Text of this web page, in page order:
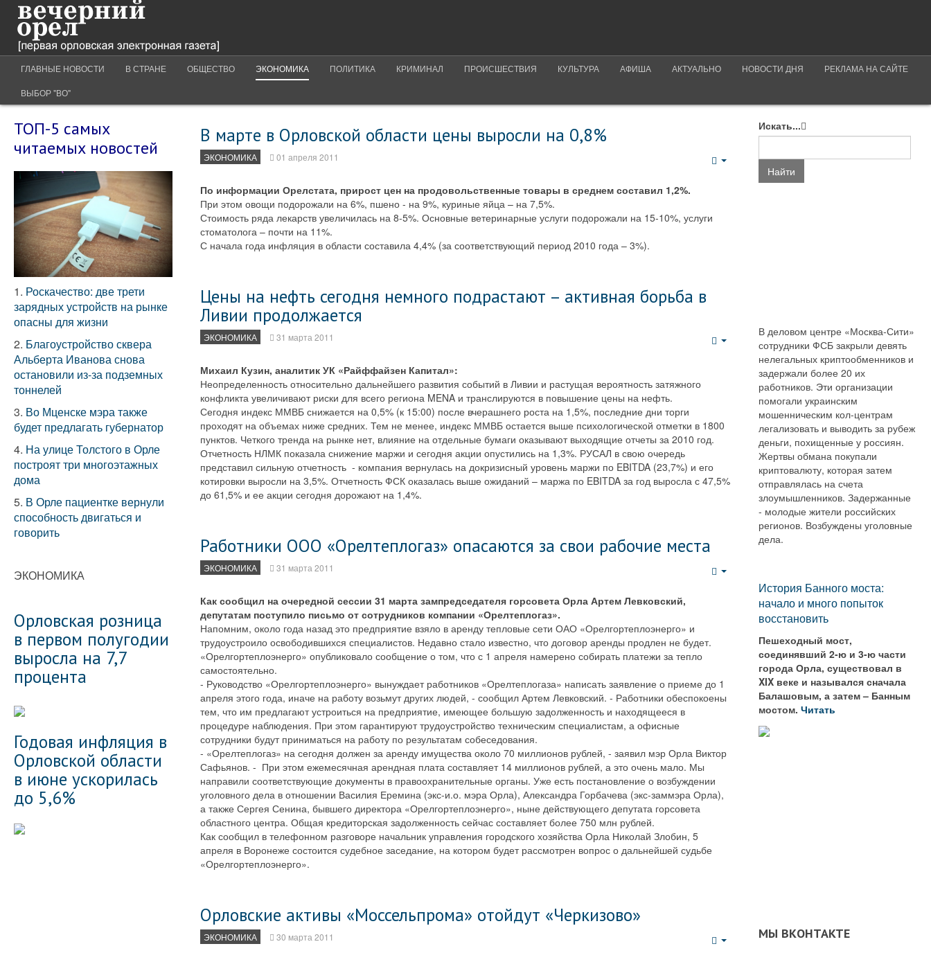
ГЛАВНЫЕ НОВОСТИ В СТРАНЕ ОБЩЕСТВО ЭКОНОМИКА ПОЛИТИКА КРИМИНАЛ ПРОИСШЕСТВИЯ КУЛЬТУРА АФИША АКТУАЛЬНО НОВОСТИ ДНЯ РЕКЛАМА НА САЙТЕ
ВЫБОР "ВО"
В марте в Орловской области цены выросли на 0,8%
ЭКОНОМИКА 01 апреля 2011
По информации Орелстата, прирост цен на продовольственные товары в среднем составил 1,2%.
При этом овощи подорожали на 6%, пшено - на 9%, куриные яйца – на 7,5%.
Стоимость ряда лекарств увеличилась на 8-5%. Основные ветеринарные услуги подорожали на 15-10%, услуги
стоматолога – почти на 11%.
С начала года инфляция в области составила 4,4% (за соответствующий период 2010 года – 3%).
Цены на нефть сегодня немного подрастают – активная борьба в
Ливии продолжается
ЭКОНОМИКА 31 марта 2011
Михаил Кузин, аналитик УК «Райффайзен Капитал»:
Неопределенность относительно дальнейшего развития событий в Ливии и растущая вероятность затяжного
конфликта увеличивают риски для всего региона MENA и транслируются в повышение цены на нефть.
Сегодня индекс ММВБ снижается на 0,5% (к 15:00) после вчерашнего роста на 1,5%, последние дни торги
проходят на объемах ниже средних. Тем не менее, индекс ММВБ остается выше психологической отметки в 1800
пунктов. Четкого тренда на рынке нет, влияние на отдельные бумаги оказывают выходящие отчеты за 2010 год.
Отчетность НЛМК показала снижение маржи и сегодня акции опустились на 1,3%. РУСАЛ в свою очередь
представил сильную отчетность - компания вернулась на докризисный уровень маржи по EBITDA (23,7%) и его
котировки выросли на 3,5%. Отчетность ФСК оказалась выше ожиданий – маржа по EBITDA за год выросла с 47,5%
до 61,5% и ее акции сегодня дорожают на 1,4%.
Работники ООО «Орелтеплогаз» опасаются за свои рабочие места
ЭКОНОМИКА 31 марта 2011
Как сообщил на очередной сессии 31 марта зампредседателя горсовета Орла Артем Левковский,
депутатам поступило письмо от сотрудников компании «Орелтеплогаз».
Напомним, около года назад это предприятие взяло в аренду тепловые сети ОАО «Орелгортеплоэнерго» и
трудоустроило освободившихся специалистов. Недавно стало известно, что договор аренды продлен не будет.
«Орелгортеплоэнерго» опубликовало сообщение о том, что с 1 апреля намерено собирать платежи за тепло
самостоятельно.
- Руководство «Орелгортеплоэнерго» вынуждает работников «Орелтеплогаза» написать заявление о приеме до 1
апреля этого года, иначе на работу возьмут других людей, - сообщил Артем Левковский. - Работники обеспокоены
тем, что им предлагают устроиться на предприятие, имеющее большую задолженность и находящееся в
процедуре наблюдения. При этом гарантируют трудоустройство техническим специалистам, а офисные
сотрудники будут приниматься на работу по результатам собеседования.
- «Орелтеплогаз» на сегодня должен за аренду имущества около 70 миллионов рублей, - заявил мэр Орла Виктор
Сафьянов. - При этом ежемесячная арендная плата составляет 14 миллионов рублей, а это очень мало. Мы
направили соответствующие документы в правоохранительные органы. Уже есть постановление о возбуждении
уголовного дела в отношении Василия Еремина (экс-и.о. мэра Орла), Александра Горбачева (экс-заммэра Орла),
а также Сергея Сенина, бывшего директора «Орелгортеплоэнерго», ныне действующего депутата горсовета
областного центра. Общая кредиторская задолженность сейчас составляет более 750 млн рублей.
Как сообщил в телефонном разговоре начальник управления городского хозяйства Орла Николай Злобин, 5
апреля в Воронеже состоится судебное заседание, на котором будет рассмотрен вопрос о дальнейшей судьбе
«Орелгортеплоэнерго».
Орловские активы «Моссельпрома» отойдут «Черкизово»
ЭКОНОМИКА 30 марта 2011
ТОП-5 самых
читаемых новостей
1. Роскачество: две трети
зарядных устройств на рынке
опасны для жизни
2. Благоустройство сквера
Альберта Иванова снова
остановили из-за подземных
тоннелей
3. Во Мценске мэра также
будет предлагать губернатор
4. На улице Толстого в Орле
построят три многоэтажных
дома
5. В Орле пациентке вернули
способность двигаться и
говорить
ЭКОНОМИКА
Орловская розница
в первом полугодии
выросла на 7,7
процента
Годовая инфляция в
Орловской области
в июне ускорилась
до 5,6%
Искать...
Найти
В деловом центре «Москва-Сити»
сотрудники ФСБ закрыли девять
нелегальных криптообменников и
задержали более 20 их
работников. Эти организации
помогали украинским
мошенническим кол-центрам
легализовать и выводить за рубеж
деньги, похищенные у россиян.
Жертвы обмана покупали
криптовалюту, которая затем
отправлялась на счета
злоумышленников. Задержанные
- молодые жители российских
регионов. Возбуждены уголовные
дела.
История Банного моста:
начало и много попыток
восстановить
Пешеходный мост,
соединявший 2-ю и 3-ю части
города Орла, существовал в
XIX веке и назывался сначала
Балашовым, а затем – Банным
мостом.Читать
МЫ ВКОНТАКТЕ